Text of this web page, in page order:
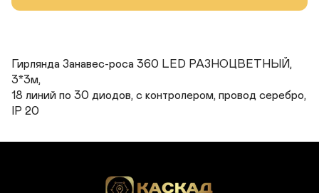
Гирлянда Занавес-роса 360 LED РАЗНОЦВЕТНЫЙ,
3*3м,
18 линий по 30 диодов, с контролером, провод серебро,
IP 20